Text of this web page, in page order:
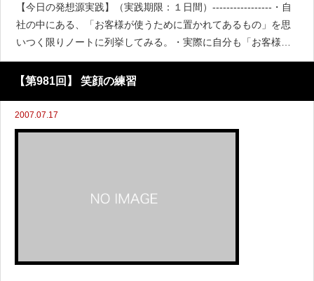
【今日の発想源実践】（実践期限：１日間）-----------------・自
社の中にある、「お客様が使うために置かれてあるもの」を思
いつく限りノートに列挙してみる。・実際に自分も「お客様と
同じ行動で」使ってみたかをチェック。・お客様視点で使った
ことがないものは、実際使ってみる。
【第981回】 笑顔の練習
2007.07.17